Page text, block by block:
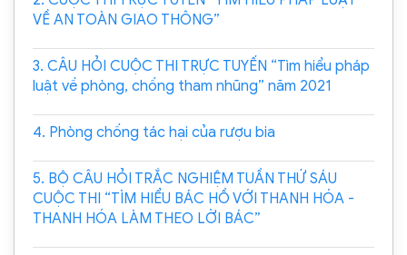
VỀ AN TOÀN GIAO THÔNG”
3. CÂU HỎI CUỘC THI TRỰC TUYẾN “Tìm hiểu pháp
luật về phòng, chống tham nhũng” năm 2021
4. Phòng chống tác hại của rượu bia
5. BỘ CÂU HỎI TRẮC NGHIỆM TUẦN THỨ SÁU
CUỘC THI “TÌM HIỂU BÁC HỒ VỚI THANH HÓA -
THANH HÓA LÀM THEO LỜI BÁC”